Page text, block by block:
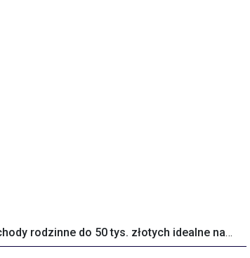
Samochody rodzinne do 50 tys. złotych idealne na wakacje